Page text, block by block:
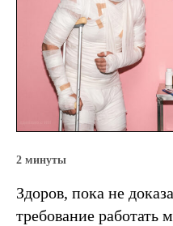
2 минуты
Здоров, пока не
требование работать